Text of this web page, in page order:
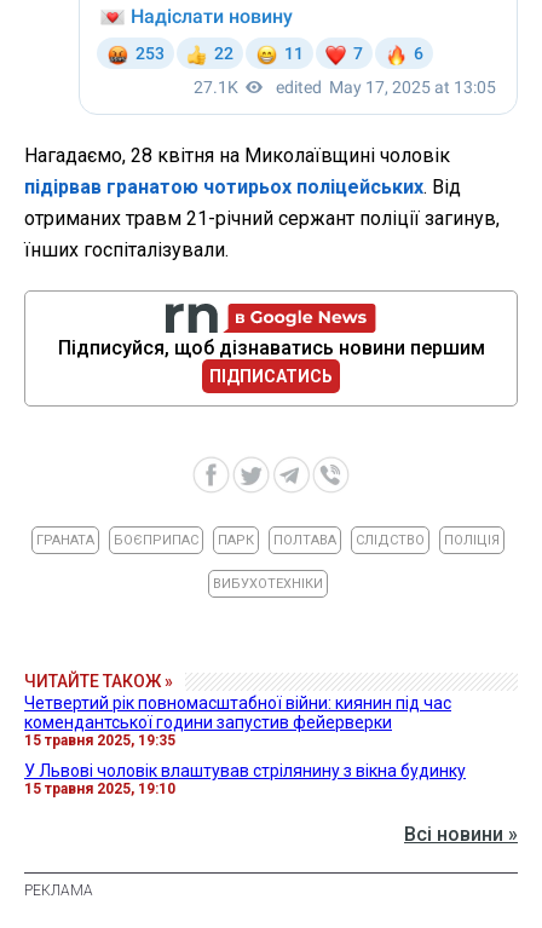
Нагадаємо, 28 квітня на Миколаївщині чоловік
підірвав гранатою чотирьох поліцейських. Від
отриманих травм 21-річний сержант поліції загинув,
їнших госпіталізували.
Підписуйся, щоб дізнаватись новини першим
ПІДПИСАТИСЬ
ГРАНАТА БОЄПРИПАС ПАРК ПОЛТАВА СЛІДСТВО ПОЛІЦІЯ
ВИБУХОТЕХНІКИ
ЧИТАЙТЕ ТАКОЖ »
Четвертий рік повномасштабної війни: киянин під час
комендантської години запустив фейерверки
15 травня 2025, 19:35
У Львові чоловік влаштував стрілянину з вікна будинку
15 травня 2025, 19:10
Всі новини »